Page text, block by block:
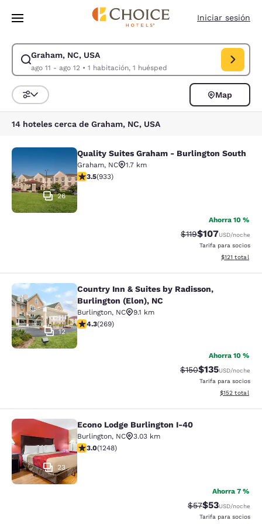
Pasar A Contenido Principal
Iniciar sesión
Graham, NC, USA
ago 11 - ago 12• 1 habitación, 1 huésped
Modificar la búsqueda de Graham, NC, USA. Fecha de check-in ago
Ordenar y filtrar
Map
14 hoteles cerca de Graham, NC, USA
Quality Suites Graham - Burlington
26
Quality Suites Graham - Burlington South
Graham, NC
1.7 km
calificación de 3.46 estrellas. Bueno. 933 reseñas
3.5(933)
Ahorra 10 %
Precio tachado:
$119Precio con
$107USD/noche
Tarifa para socios
Ver detalles
$121 total
Country Inn & Suites by Radisson,
12
Country Inn & Suites by Radisson,
Burlington (Elon), NC
Burlington, NC
9.1 km
calificación de 4.29 estrellas. Excelente. 269 reseñas
4.3(269)
Ahorra 10 %
Precio tachado:
$150Precio con
$135USD/noche
Tarifa para socios
Ver detalles
$152 total
Econo Lodge Burlington I-40
23
Econo Lodge Burlington I-40
Burlington, NC
3.03 km
calificación de 3.02 estrellas. Feria. 1248 reseñas
3.0(1248)
Ahorra 7 %
Precio tachado:
$57Precio con
$53USD/noche
Tarifa para socios